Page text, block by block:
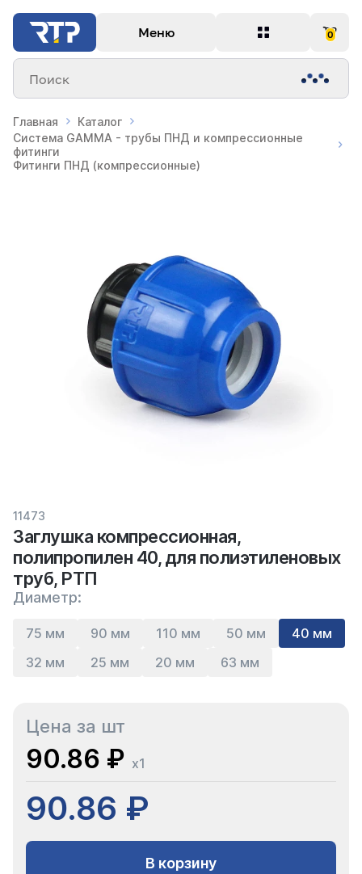
Меню 0
Поиск
Главная
Каталог
Система GAMMA - трубы ПНД и компрессионные
фитинги
Фитинги ПНД (компрессионные)
11473
Заглушка компрессионная,
полипропилен 40, для полиэтиленовых
труб, РТП
Диаметр:
75 мм 90 мм 110 мм 50 мм
40 мм
32 мм
25 мм 20 мм 63 мм
Цена за шт
90.86 ₽ x1
90.86 ₽
В корзину